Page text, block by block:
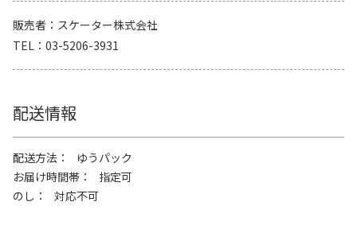
販売者
スケーター株式会社
TEL
03-5206-3931
配送情報
配送方法
ゆうパック
お届け時間帯
指定可
のし
対応不可